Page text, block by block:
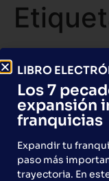
Sí
años de
la
en São
LIBRO
Los 7
expansión
franquicias
Expandir tu
paso más
trayectoria. En